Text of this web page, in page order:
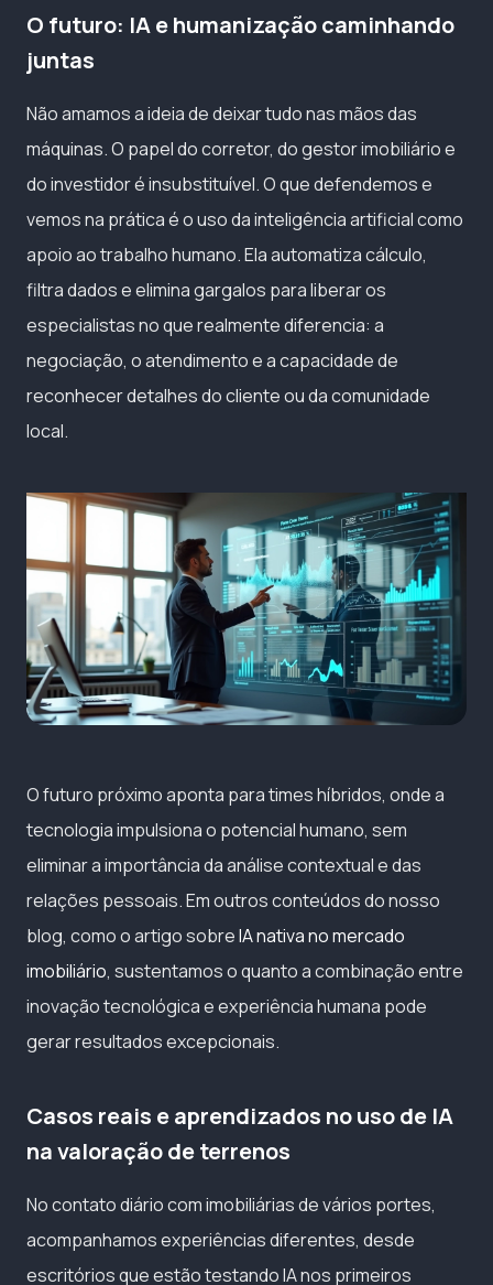
O futuro: IA e humanização caminhando
juntas
Não amamos a ideia de deixar tudo nas mãos das
máquinas. O papel do corretor, do gestor imobiliário e
do investidor é insubstituível. O que defendemos e
vemos na prática é o uso da inteligência artificial como
apoio ao trabalho humano. Ela automatiza cálculo,
filtra dados e elimina gargalos para liberar os
especialistas no que realmente diferencia: a
negociação, o atendimento e a capacidade de
reconhecer detalhes do cliente ou da comunidade
local.
O futuro próximo aponta para times híbridos, onde a
tecnologia impulsiona o potencial humano, sem
eliminar a importância da análise contextual e das
relações pessoais. Em outros conteúdos do nosso
blog, como o artigo sobreIA nativa no mercado
imobiliário, sustentamos o quanto a combinação entre
inovação tecnológica e experiência humana pode
gerar resultados excepcionais.
Casos reais e aprendizados no uso de IA
na valoração de terrenos
No contato diário com imobiliárias de vários portes,
acompanhamos experiências diferentes, desde
escritórios que estão testando IA nos primeiros